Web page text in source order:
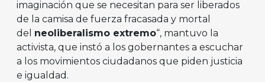
imaginación que se necesitan para ser liberados
de la camisa de fuerza fracasada y mortal
del neoliberalismo extremo“, mantuvo la
activista, que instó a los gobernantes a escuchar
a los movimientos ciudadanos que piden justicia
e igualdad.